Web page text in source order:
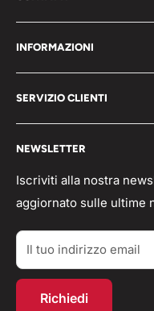
Work Shop s.r.l. via
Italia
INFORMAZIONI
Blog
Pagamenti
Spedizioni
Feedback
Parlano di Noi
Acquisti TAX-FREE
SERVIZIO CLIENTI
Domande frequenti
Privacy Policy
Resi/Rimborsi
Contatti
Account personale
Programma fedeltà
Recesso dal contratto
NEWSLETTER
Iscriviti alla nostra
aggiornato sulle ultime
Il tuo indirizzo email
Richiedi